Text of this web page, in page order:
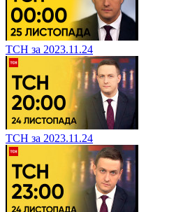
ТСН за 2023.11.24
ТСН за 2023.11.24